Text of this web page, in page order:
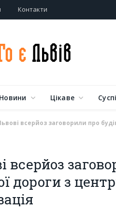
Контакти
Новини Цікаве
всерйоз заговорили про
всерйоз
дороги з